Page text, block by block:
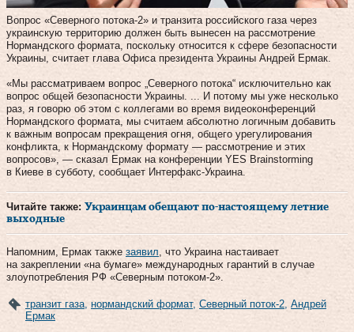
Вопрос «Северного потока-2» и транзита российского газа через
украинскую территорию должен быть вынесен на рассмотрение
Нормандского формата, поскольку относится к сфере безопасности
Украины, считает глава Офиса президента Украины Андрей Ермак.
«Мы рассматриваем вопрос „Северного потока“ исключительно как
вопрос общей безопасности Украины. ... И потому мы уже несколько
раз, я говорю об этом с коллегами во время видеоконференций
Нормандского формата, мы считаем абсолютно логичным добавить
к важным вопросам прекращения огня, общего урегулирования
конфликта, к Нормандскому формату — рассмотрение и этих
вопросов», — сказал Ермак на конференции YES Brainstorming
в Киеве в субботу, сообщает Интерфакс-Украина.
Читайте также: Украинцам обещают по-настоящему летние
выходные
Напомним, Ермак также заявил , что Украина настаивает
на закреплении «на бумаге» международных гарантий в случае
злоупотребления РФ «Северным потоком-2».
транзит газа нормандский формат, Северный поток-2 Андрей
Ермак